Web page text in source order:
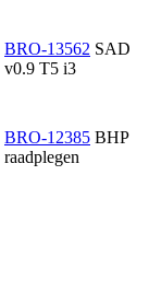
BRO-13562 SAD
v0.9 T5 i3
BRO-12385 BHP
raadplegen